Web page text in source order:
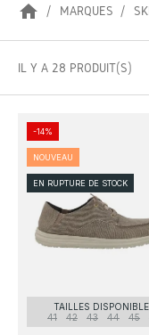
home MARQUES
IL Y A 28 PRODUIT(S)
TAILLES
41
42 43 44 45
-14%
NOUVEAU
EN RUPTURE DE STOCK